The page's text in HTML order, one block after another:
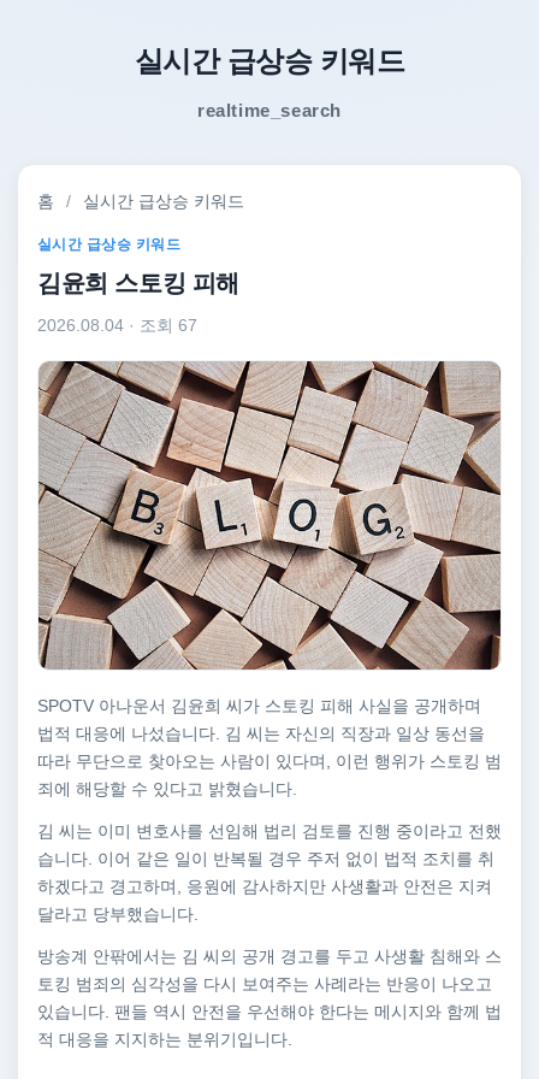
실시간 급상승 키워드
realtime_search
홈 / 실시간 급상승 키워드
실시간 급상승 키워드
김윤희 스토킹 피해
2026.08.04 · 조회 67
SPOTV 아나운서 김윤희 씨가 스토킹 피해 사실을 공개하며
법적 대응에 나섰습니다. 김 씨는 자신의 직장과 일상 동선을
따라 무단으로 찾아오는 사람이 있다며, 이런 행위가 스토킹 범
죄에 해당할 수 있다고 밝혔습니다.
김 씨는 이미 변호사를 선임해 법리 검토를 진행 중이라고 전했
습니다. 이어 같은 일이 반복될 경우 주저 없이 법적 조치를 취
하겠다고 경고하며, 응원에 감사하지만 사생활과 안전은 지켜
달라고 당부했습니다.
방송계 안팎에서는 김 씨의 공개 경고를 두고 사생활 침해와 스
토킹 범죄의 심각성을 다시 보여주는 사례라는 반응이 나오고
있습니다. 팬들 역시 안전을 우선해야 한다는 메시지와 함께 법
적 대응을 지지하는 분위기입니다.